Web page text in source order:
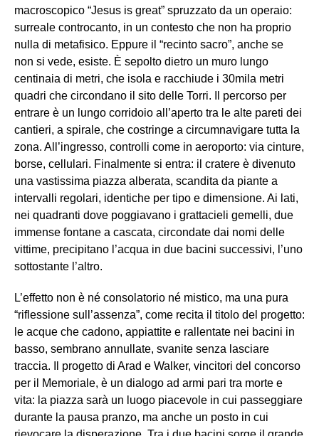
macroscopico “Jesus is great” spruzzato da un operaio:
surreale controcanto, in un contesto che non ha proprio
nulla di metafisico. Eppure il “recinto sacro”, anche se
non si vede, esiste. È sepolto dietro un muro lungo
centinaia di metri, che isola e racchiude i 30mila metri
quadri che circondano il sito delle Torri. Il percorso per
entrare è un lungo corridoio all’aperto tra le alte pareti dei
cantieri, a spirale, che costringe a circumnavigare tutta la
zona. All’ingresso, controlli come in aeroporto: via cinture,
borse, cellulari. Finalmente si entra: il cratere è divenuto
una vastissima piazza alberata, scandita da piante a
intervalli regolari, identiche per tipo e dimensione. Ai lati,
nei quadranti dove poggiavano i grattacieli gemelli, due
immense fontane a cascata, circondate dai nomi delle
vittime, precipitano l’acqua in due bacini successivi, l’uno
sottostante l’altro.
L’effetto non è né consolatorio né mistico, ma una pura
“riflessione sull’assenza”, come recita il titolo del progetto:
le acque che cadono, appiattite e rallentate nei bacini in
basso, sembrano annullate, svanite senza lasciare
traccia. Il progetto di Arad e Walker, vincitori del concorso
per il Memoriale, è un dialogo ad armi pari tra morte e
vita: la piazza sarà un luogo piacevole in cui passeggiare
durante la pausa pranzo, ma anche un posto in cui